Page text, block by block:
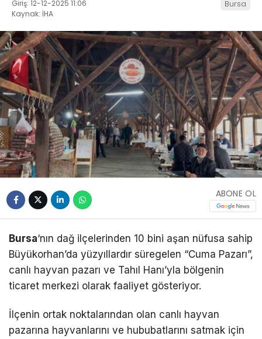
Giriş: 12-12-2025 11:06
Kaynak: İHA
Bursa
ABONE OL
Bursa‘nın dağ ilçelerinden 10 bini aşan nüfusa sahip
Büyükorhan’da yüzyıllardır süregelen “Cuma Pazarı”,
canlı hayvan pazarı ve Tahıl Hanı’yla bölgenin
ticaret merkezi olarak faaliyet gösteriyor.
İlçenin ortak noktalarından olan canlı hayvan
pazarına hayvanlarını ve hububatlarını satmak için